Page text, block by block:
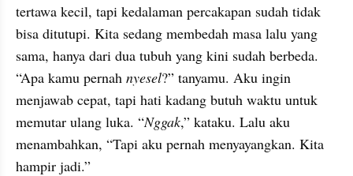
tertawa kecil, tapi kedalaman percakapan sudah tidak
bisa ditutupi. Kita sedang membedah masa lalu yang
sama, hanya dari dua tubuh yang kini sudah berbeda.
“Apa kamu pernah nyesel?” tanyamu. Aku ingin
menjawab cepat, tapi hati kadang butuh waktu untuk
memutar ulang luka. “Nggak,” kataku. Lalu aku
menambahkan, “Tapi aku pernah menyayangkan. Kita
hampir jadi.”